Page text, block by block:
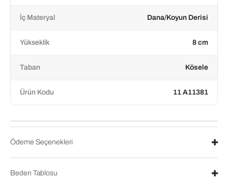
İç Materyal Dana/Koyun Derisi
Yükseklik 8 cm
Taban Kösele
Ürün Kodu 11 A11381
Ödeme Seçenekleri
Beden Tablosu